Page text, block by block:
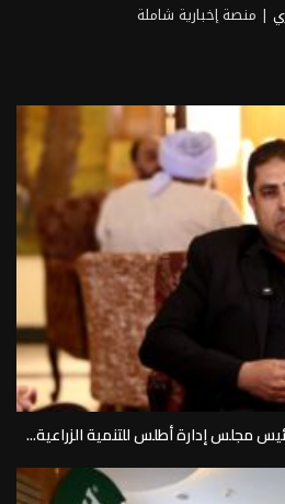
| منصة إخبارية شاملة
مجلس إدارة أطلس للتنمية الزراعية...